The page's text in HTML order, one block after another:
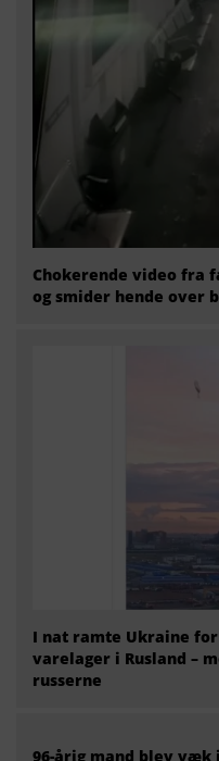
Chokerende video fra
og smider hende over
I nat ramte Ukraine
varelager i Rusland –
russerne
96-årig mand blev væk